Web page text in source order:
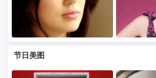
节日美图